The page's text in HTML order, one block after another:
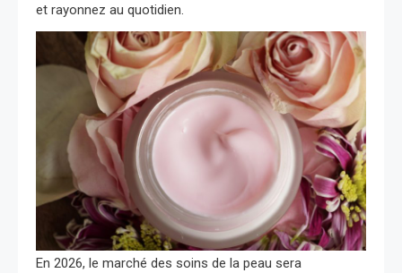
et rayonnez au quotidien.
En 2026, le marché des soins de la peau sera